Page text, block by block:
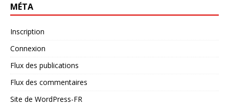
MÉTA
Inscription
Connexion
Flux des publications
Flux des commentaires
Site de WordPress-FR